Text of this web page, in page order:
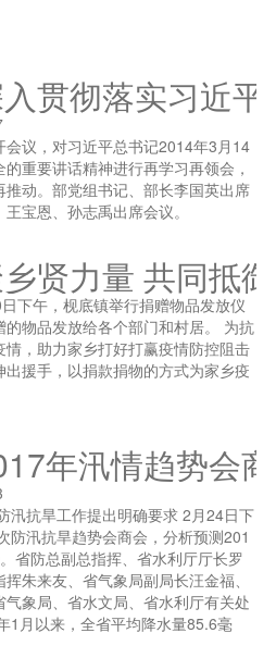
贯彻落实习近
议，对习近平总书记2014年3月14
重要讲话精神进行再学习再领会，
动。部党组书记、部长李国英出席
宝恩、孙志禹出席会议。
贤力量 共同抵
下午，枧底镇举行捐赠物品发放仪
物品发放给各个部门和村居。 为抗
，助力家乡打好打赢疫情防控阻击
援手，以捐款捐物的方式为家乡疫
年汛情趋势会
汛抗旱工作提出明确要求 2月24日下
防汛抗旱趋势会商会，分析预测201
省防总副总指挥、省水利厅厅长罗
朱来友、省气象局副局长汪金福、
象局、省水文局、省水利厅有关处
1月以来，全省平均降水量85.6毫